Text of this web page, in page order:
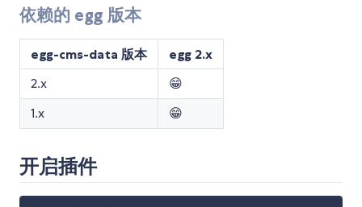
依赖的 egg 版本
egg-cms-data 版本 egg 2.x
2.x
😁
1.x
😁
开启插件